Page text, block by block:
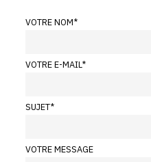
VOTRE NOM*
VOTRE E-MAIL*
SUJET*
VOTRE MESSAGE